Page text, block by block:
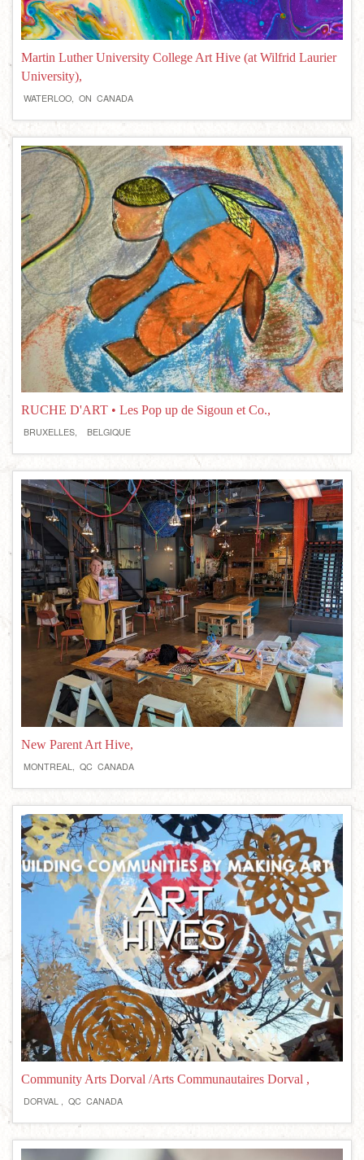
Martin Luther University College Art Hive (at Wilfrid Laurier
University),
WATERLOO, ON CANADA
RUCHE D'ART • Les Pop up de Sigoun et Co.,
BRUXELLES, BELGIQUE
New Parent Art Hive,
MONTREAL, QC CANADA
Community Arts Dorval /Arts Communautaires Dorval ,
DORVAL , QC CANADA